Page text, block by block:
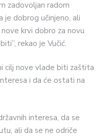
zadovoljan radom
dobrog učinjeno, ali
krvi dobro za novu
rekao je Vučić.
cilj nove vlade biti zaštita
i da će ostati na
interesa, da se
ali da se ne odriče